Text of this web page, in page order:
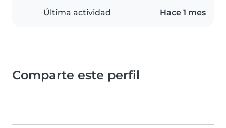
Última actividad Hace 1 mes
Comparte este perfil